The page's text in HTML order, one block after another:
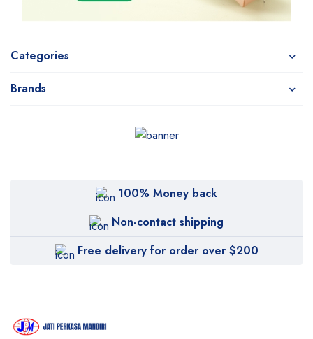
Categories
Brands
100% Money back
Non-contact shipping
Free delivery for order over $200